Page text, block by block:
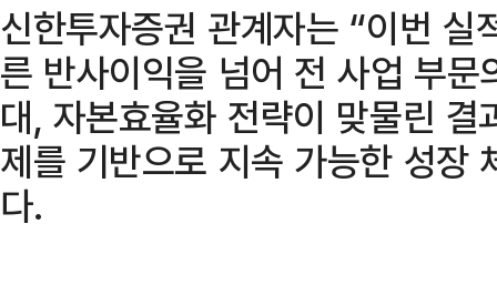
신한투자증권 관계자는 “이번
른 반사이익을 넘어 전 사업 부
대, 자본효율화 전략이 맞물린
제를 기반으로 지속 가능한 성장
다.